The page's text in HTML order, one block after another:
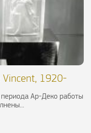
Vincent, 1920-
периода Ар-Деко работы